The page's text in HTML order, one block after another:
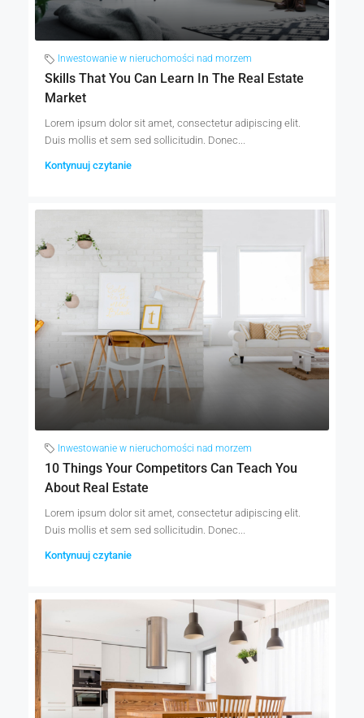
Inwestowanie w nieruchomości nad morzem
Skills That You Can Learn In The Real Estate
Market
Lorem ipsum dolor sit amet, consectetur adipiscing elit.
Duis mollis et sem sed sollicitudin. Donec...
Kontynuuj czytanie
Inwestowanie w nieruchomości nad morzem
10 Things Your Competitors Can Teach You
About Real Estate
Lorem ipsum dolor sit amet, consectetur adipiscing elit.
Duis mollis et sem sed sollicitudin. Donec...
Kontynuuj czytanie